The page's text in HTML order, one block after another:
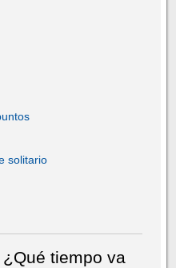
solitario
¿Qué tiempo va